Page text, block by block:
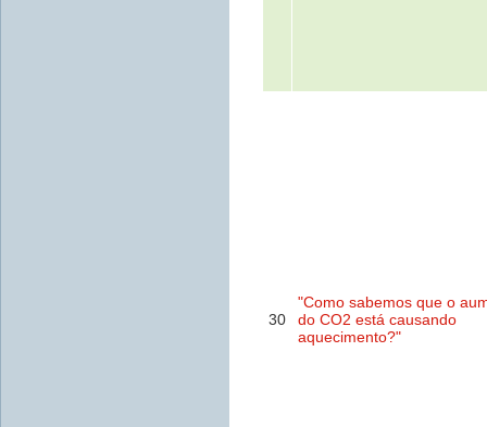
30
"Como sabemos que o
do CO2 está causando
aquecimento?"